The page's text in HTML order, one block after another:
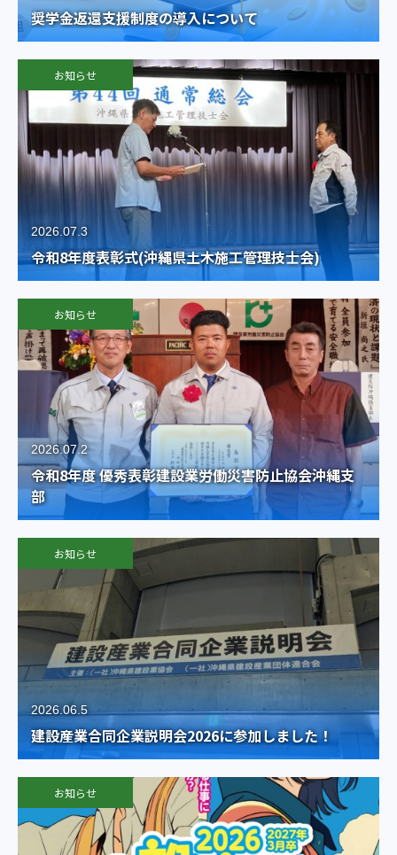
奨学金返還支援制度の導入について
お知らせ
2026.07.3
令和8年度表彰式(沖縄県土木施工管理技士会)
お知らせ
2026.07.2
令和8年度 優秀表彰建設業労働災害防止協会沖縄支
部
お知らせ
2026.06.5
建設産業合同企業説明会2026に参加しました！
お知らせ